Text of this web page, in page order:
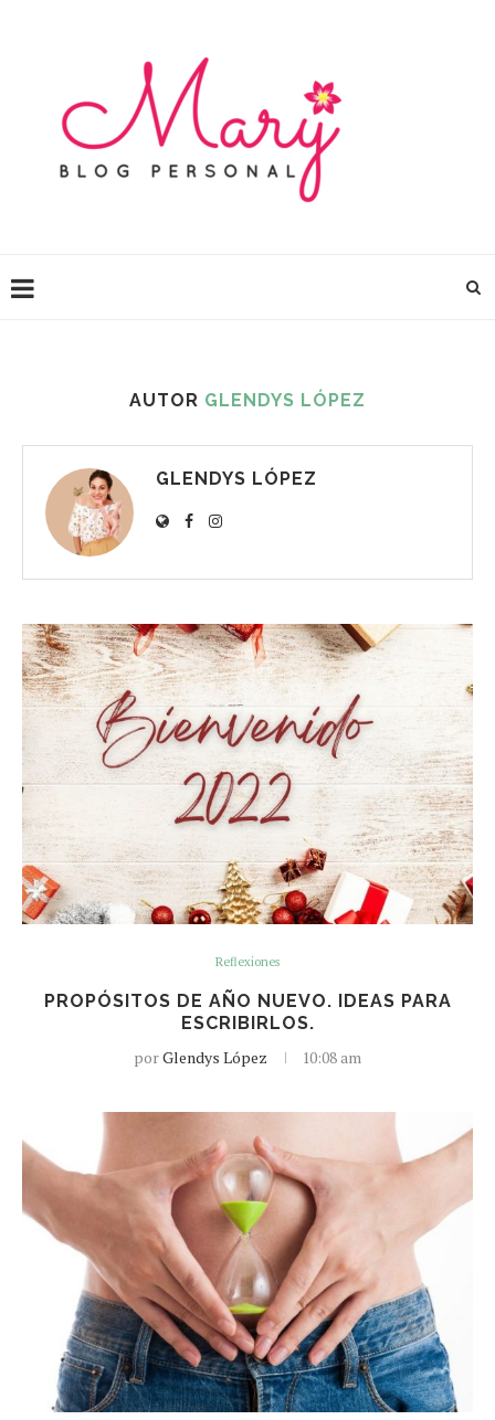
AUTOR GLENDYS LÓPEZ
GLENDYS LÓPEZ
Reflexiones
PROPÓSITOS DE AÑO NUEVO. IDEAS PARA
ESCRIBIRLOS.
porGlendys López 10:08 am